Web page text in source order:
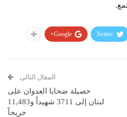
Twitter
Google+
المقال التالي
حصيلة ضحايا العدوان على
لبنان إلى 3711 شهيداً و11,483
جريحاً